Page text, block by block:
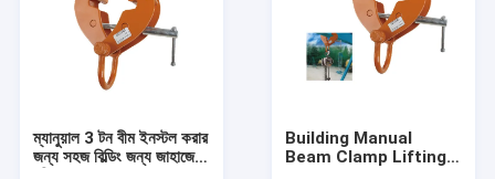
ম্যানুয়েল চেইন ব্লক
চেইন লিভার উত্তোলন
কপিকল ঝাঁকনি স্কেল
ম্যানুয়াল 3 টন বীম ইনস্টল করার
জন্য সহজ বিল্ডিং জন্য জাহাজের
Building Manual
Beam Clamp Lifting